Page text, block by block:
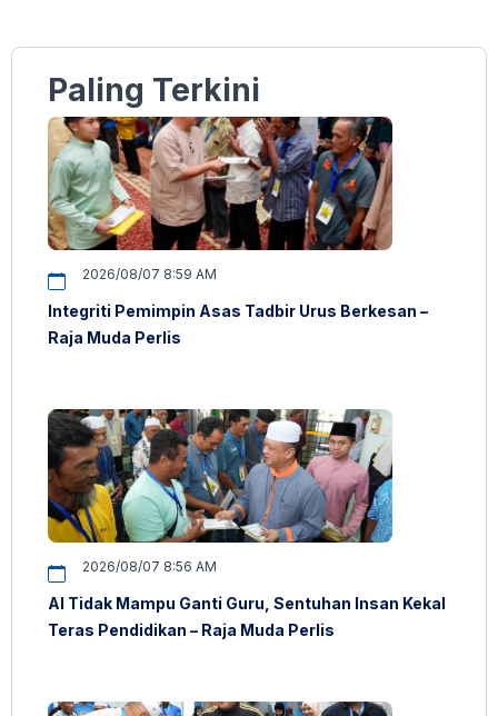
Paling Terkini
2026/08/07 8:59 AM
Integriti Pemimpin Asas Tadbir Urus Berkesan –
Raja Muda Perlis
2026/08/07 8:56 AM
AI Tidak Mampu Ganti Guru, Sentuhan Insan Kekal
Teras Pendidikan – Raja Muda Perlis